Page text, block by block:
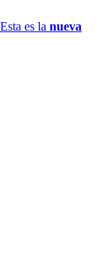
es la nueva